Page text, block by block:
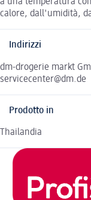
calore, dall'umidità,
Indirizzi
dm-drogerie markt
servicecenter@dm.de
Prodotto in
Thailandia